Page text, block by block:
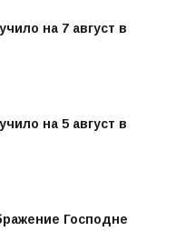
на 7 август в
на 5 август в
Господне